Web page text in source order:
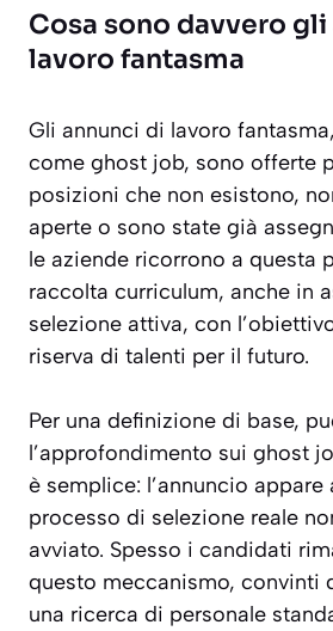
Cosa sono davvero
lavoro fantasma
Gli annunci di lavoro
come ghost job, sono offerte
posizioni che non esistono,
aperte o sono state già
le aziende ricorrono a questa
raccolta curriculum, anche in
selezione attiva, con
riserva di talenti per il futuro.
Per una definizione di base,
l’approfondimento sui ghost
è semplice: l’annuncio
processo di selezione reale
avviato. Spesso i candidati
questo meccanismo, convinti
una ricerca di personale